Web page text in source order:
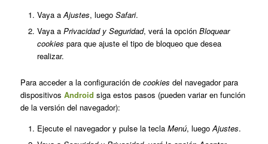
Vaya a Ajustes, luego Safari.
Vaya a Privacidad y Seguridad, verá la opción Bloquear
cookies para que ajuste el tipo de bloqueo que desea
realizar.
Para acceder a la configuración de cookies del navegador para
dispositivos Android siga estos pasos (pueden variar en función
de la versión del navegador):
Ejecute el navegador y pulse la tecla Menú, luego Ajustes.